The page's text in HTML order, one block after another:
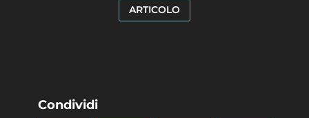
ARTICOLO
Condividi